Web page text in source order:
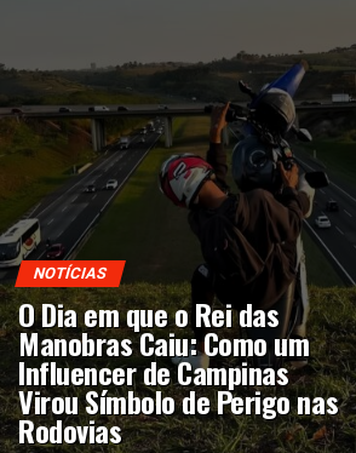
NOTÍCIAS
O Dia em que o Rei das
Manobras Caiu: Como um
Influencer de Campinas
Virou Símbolo de Perigo nas
Rodovias